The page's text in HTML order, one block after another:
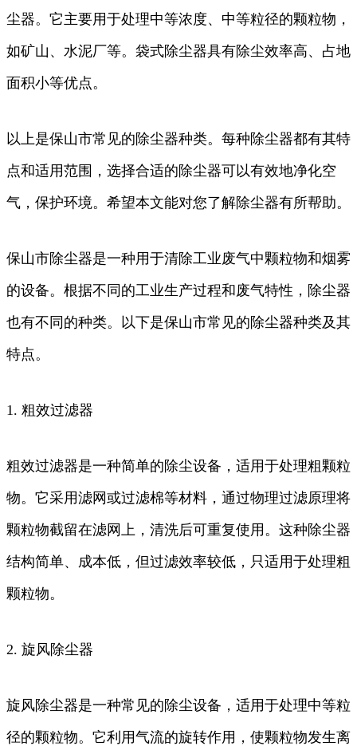
尘器。它主要用于处理中等浓度、中等粒径的颗粒物，
如矿山、水泥厂等。袋式除尘器具有除尘效率高、占地
面积小等优点。
以上是保山市常见的除尘器种类。每种除尘器都有其特
点和适用范围，选择合适的除尘器可以有效地净化空
气，保护环境。希望本文能对您了解除尘器有所帮助。
保山市除尘器是一种用于清除工业废气中颗粒物和烟雾
的设备。根据不同的工业生产过程和废气特性，除尘器
也有不同的种类。以下是保山市常见的除尘器种类及其
特点。
1. 粗效过滤器
粗效过滤器是一种简单的除尘设备，适用于处理粗颗粒
物。它采用滤网或过滤棉等材料，通过物理过滤原理将
颗粒物截留在滤网上，清洗后可重复使用。这种除尘器
结构简单、成本低，但过滤效率较低，只适用于处理粗
颗粒物。
2. 旋风除尘器
旋风除尘器是一种常见的除尘设备，适用于处理中等粒
径的颗粒物。它利用气流的旋转作用，使颗粒物发生离